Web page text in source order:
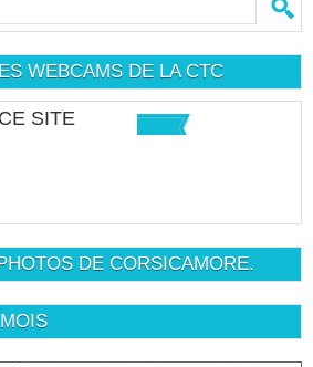
WEBCAMS DE LA CTC
SITE
DE CORSICAMORE.